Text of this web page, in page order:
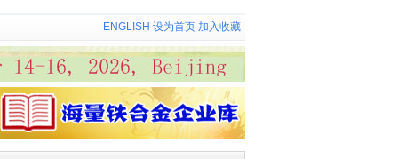
ENGLISH 设为首页 加入收藏